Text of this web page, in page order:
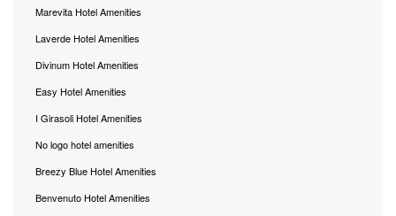
Marevita Hotel Amenities
Laverde Hotel Amenities
Divinum Hotel Amenities
Easy Hotel Amenities
I Girasoli Hotel Amenities
No logo hotel amenities
Breezy Blue Hotel Amenities
Benvenuto Hotel Amenities